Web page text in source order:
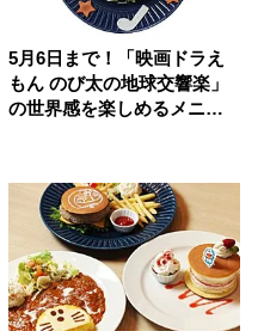
5月6日まで！「映画ドラえ
もん のび太の地球交響楽」
の世界感を楽しめるメニュ